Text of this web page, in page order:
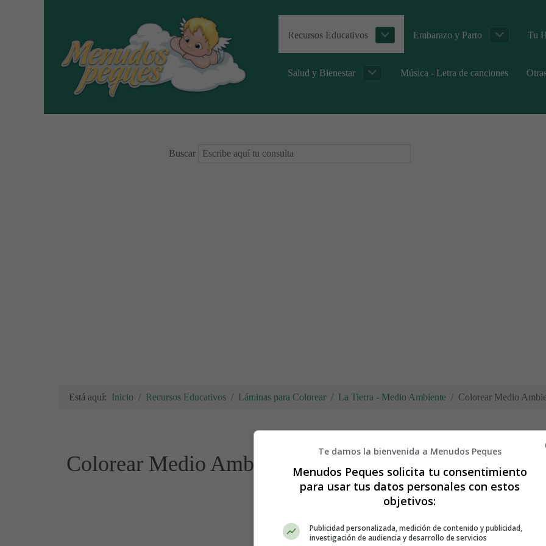
Recursos Educativos Embarazo y Parto Tu
Salud y Bienestar Música - Letra de canciones
Buscar
Está aquí: Inicio Recursos Educativos Láminas para Colorear La Tierra - Medio Ambiente Colorear Medio
Colorear Medio Ambiente 34
Te damos la bienvenida a Menudos Peques
Menudos Peques solicita tu consentimiento
para usar tus datos personales con estos
objetivos:
Publicidad personalizada, medición de contenido y publicidad,
investigación de audiencia y desarrollo de servicios